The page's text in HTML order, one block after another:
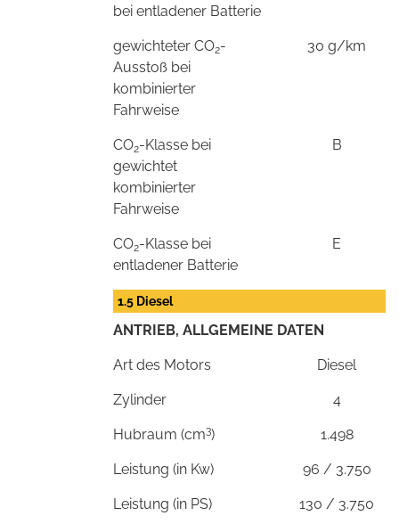
bei entladener Batterie
gewichteter CO2-
Ausstoß bei
kombinierter
Fahrweise
30 g/km
CO2-Klasse bei
gewichtet
kombinierter
Fahrweise
B
CO2-Klasse bei
entladener Batterie
E
1.5 Diesel
ANTRIEB, ALLGEMEINE DATEN
Art des Motors Diesel
Zylinder 4
Hubraum (cm3) 1.498
Leistung (in Kw) 96 / 3.750
Leistung (in PS) 130 / 3.750